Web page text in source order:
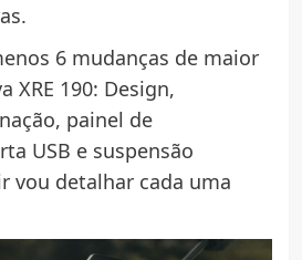
6 mudanças de maior
XRE 190: Design,
painel de
USB e suspensão
vou detalhar cada uma